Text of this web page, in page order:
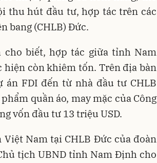
thu hút đầu tư, hợp tác trên các
bang (CHLB) Đức.
biết, hợp tác giữa tỉnh Nam
hiện còn khiêm tốn. Trên địa bàn
FDI đến từ nhà đầu tư CHLB
quần áo, may mặc của Công
vốn đầu tư 13 triệu USD.
Nam tại CHLB Đức của đoàn
tịch UBND tỉnh Nam Định cho